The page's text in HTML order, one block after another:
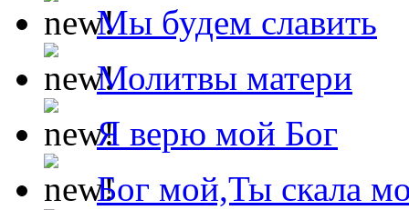
Мы будем славить
Молитвы матери
Я верю мой Бог
Бог мой,Ты скала